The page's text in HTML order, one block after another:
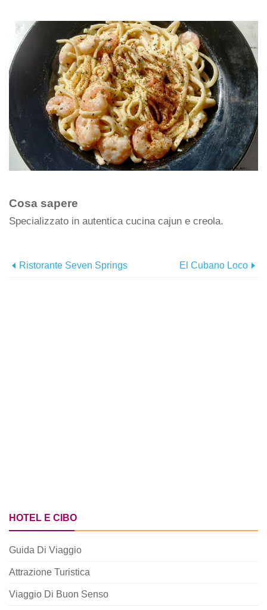
Cosa sapere
Specializzato in autentica cucina cajun e creola.
Ristorante Seven Springs El Cubano Loco
HOTEL E CIBO
Guida Di Viaggio
Attrazione Turistica
Viaggio Di Buon Senso